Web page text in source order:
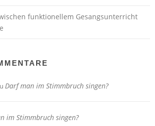
funktionellem Gesangsunterricht
Darf man im Stimmbruch singen?
im Stimmbruch singen?